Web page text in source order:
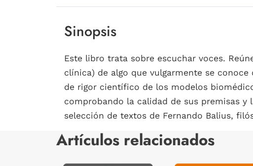
Sinopsis
Este libro trata sobre escuchar voces.
clínica) de algo que vulgarmente se
de rigor científico de los modelos
comprobando la calidad de sus premisas
selección de textos de Fernando Balius,
Artículos relacionados